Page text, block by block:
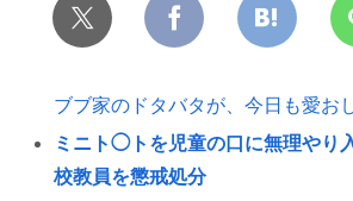
ブブ家のドタバタが、今日も愛お
ミニト◯トを児童の口に無理やり
校教員を懲戒処分